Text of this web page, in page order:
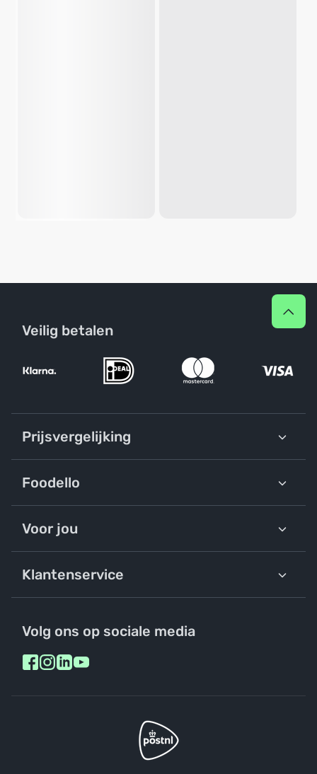
Veilig betalen
Prijsvergelijking
Foodello
Voor jou
Klantenservice
Volg ons op sociale media